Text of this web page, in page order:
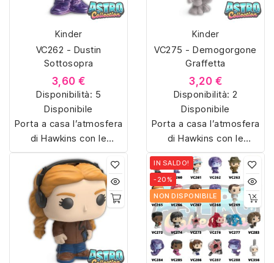
Kinder
VC262 - Dustin
Sottosopra
3,60 €
Disponibilità: 5
Disponibile
Porta a casa l’atmosfera
di Hawkins con le
sorpresine Kinder Joy
dedicate a Stranger
Things. Colleziona
Eleven, Dustin,
Demogorgon e tanti altri
personaggi iconici della
serie Netflix, riprodotti in
miniatura con dettagli
Kinder
VC275 - Demogorgone
Graffetta
3,20 €
Disponibilità: 2
Disponibile
Porta a casa l’atmosfera
di Hawkins con le
sorpresine Kinder Joy
dedicate a Stranger
Things. Colleziona
Eleven, Dustin,
Demogorgon e tanti altri
personaggi iconici della
serie Netflix, riprodotti in
miniatura con dettagli
IN SALDO!
-20%
NON DISPONIBILE